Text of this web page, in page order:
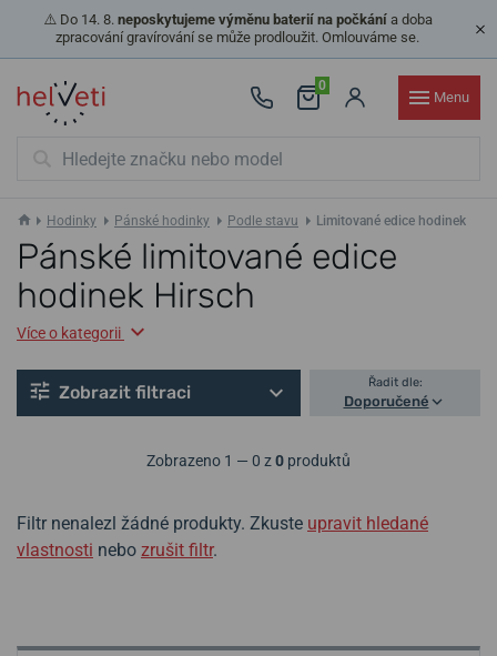
⚠️ Do 14. 8. neposkytujeme výměnu baterií na počkánía doba
zpracování gravírování se může prodloužit. Omlouváme se.
0
Menu
Hodinky Pánské hodinky Podle stavu Limitované edice hodinek
Pánské limitované edice
hodinek Hirsch
Více o kategorii
Zobrazit filtraci Řadit dle:
Doporučené
Zobrazeno 1 — 0 z0 produktů
Filtr nenalezl žádné produkty. Zkuste upravit hledané
vlastnosti nebo zrušit filtr.